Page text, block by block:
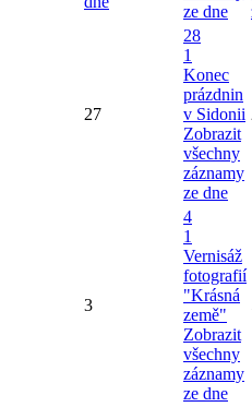
ze dne
27
28
1
Konec
prázdnin
v Sidonii
Zobrazit
všechny
záznamy
ze dne
3
4
1
Vernisáž
fotografií
"Krásná
země"
Zobrazit
všechny
záznamy
ze dne